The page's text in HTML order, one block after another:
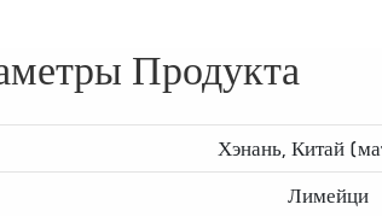
Продукта
Хэнань, Китай
Лимейци